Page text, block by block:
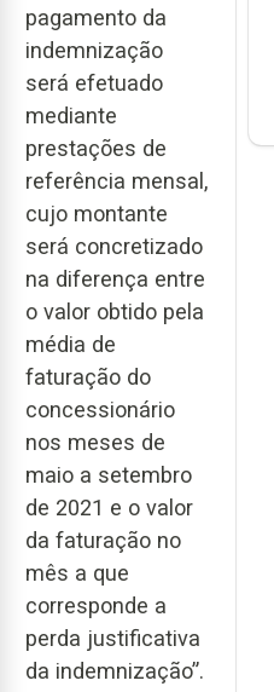
pagamento da
indemnização
será efetuado
mediante
prestações de
referência mensal,
cujo montante
será concretizado
na diferença entre
o valor obtido pela
média de
faturação do
concessionário
nos meses de
maio a setembro
de 2021 e o valor
da faturação no
mês a que
corresponde a
perda justificativa
da indemnização”.